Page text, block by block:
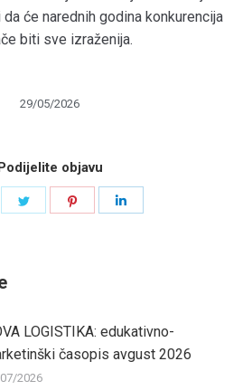
će narednih godina konkurencija
biti sve izraženija.
29/05/2026
objavu
LOGISTIKA: edukativno-
časopis avgust 2026
2026